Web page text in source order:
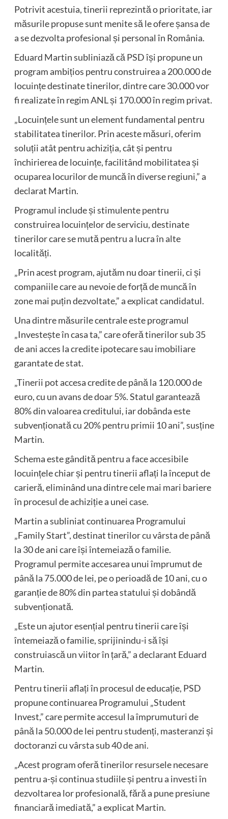
Potrivit acestuia, tinerii reprezintă o prioritate, iar
măsurile propuse sunt menite să le ofere șansa de
a se dezvolta profesional și personal în România.
Eduard Martin subliniază că PSD își propune un
program ambițios pentru construirea a 200.000 de
locuințe destinate tinerilor, dintre care 30.000 vor
fi realizate în regim ANL și 170.000 în regim privat.
„Locuințele sunt un element fundamental pentru
stabilitatea tinerilor. Prin aceste măsuri, oferim
soluții atât pentru achiziția, cât și pentru
închirierea de locuințe, facilitând mobilitatea și
ocuparea locurilor de muncă în diverse regiuni,” a
declarat Martin.
Programul include și stimulente pentru
construirea locuințelor de serviciu, destinate
tinerilor care se mută pentru a lucra în alte
localități.
„Prin acest program, ajutăm nu doar tinerii, ci și
companiile care au nevoie de forță de muncă în
zone mai puțin dezvoltate,” a explicat candidatul.
Una dintre măsurile centrale este programul
„Investește în casa ta,” care oferă tinerilor sub 35
de ani acces la credite ipotecare sau imobiliare
garantate de stat.
„Tinerii pot accesa credite de până la 120.000 de
euro, cu un avans de doar 5%. Statul garantează
80% din valoarea creditului, iar dobânda este
subvenționată cu 20% pentru primii 10 ani”, susține
Martin.
Schema este gândită pentru a face accesibile
locuințele chiar și pentru tinerii aflați la început de
carieră, eliminând una dintre cele mai mari bariere
în procesul de achiziție a unei case.
Martin a subliniat continuarea Programului
„Family Start”, destinat tinerilor cu vârsta de până
la 30 de ani care își întemeiază o familie.
Programul permite accesarea unui împrumut de
până la 75.000 de lei, pe o perioadă de 10 ani, cu o
garanție de 80% din partea statului și dobândă
subvenționată.
„Este un ajutor esențial pentru tinerii care își
întemeiază o familie, sprijinindu-i să își
construiască un viitor în țară,” a declarant Eduard
Martin.
Pentru tinerii aflați în procesul de educație, PSD
propune continuarea Programului „Student
Invest,” care permite accesul la împrumuturi de
până la 50.000 de lei pentru studenți, masteranzi și
doctoranzi cu vârsta sub 40 de ani.
„Acest program oferă tinerilor resursele necesare
pentru a-și continua studiile și pentru a investi în
dezvoltarea lor profesională, fără a pune presiune
financiară imediată,” a explicat Martin.